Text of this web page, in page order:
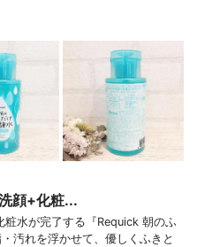
顔+化粧...
水が完了する『Requick 朝のふ
汚れを浮かせて、優しくふきと